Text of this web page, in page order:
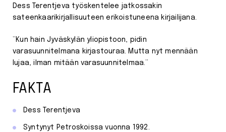
Dess Terentjeva työskentelee jatkossakin
sateenkaarikirjallisuuteen erikoistuneena kirjailijana.
”Kun hain Jyväskylän yliopistoon, pidin
varasuunnitelmana kirjastouraa. Mutta nyt mennään
lujaa, ilman mitään varasuunnitelmaa.”
FAKTA
Dess Terentjeva
Syntynyt Petroskoissa vuonna 1992.